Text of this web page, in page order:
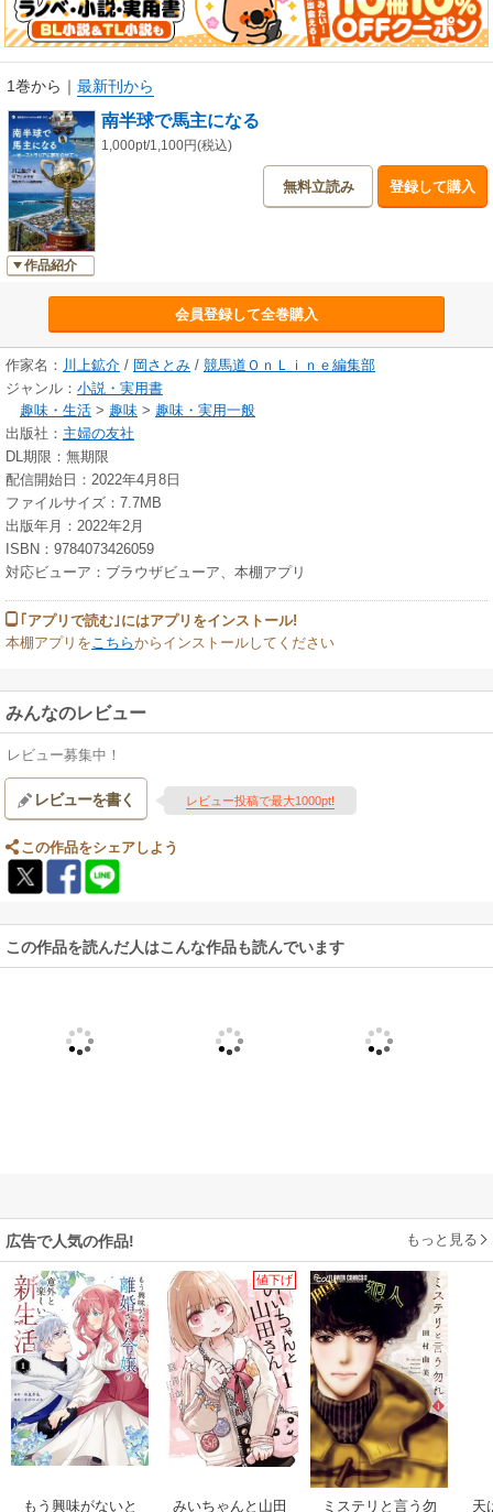
る方法を解説。
る方法を解説する「初心者」向けの指南書。
日本との時差もわずか１、２時間と少ないオーストラリア。
コロナ時代となり、オンラインでどこからでもレースを閲覧できる環境
に。
「距離」や「時間」を感じさせずに楽しめる、また、比較的安価な馬でも
高額賞金レース出走や賞金獲得の可能性を秘めた国でもある。日本での一
口馬主では味わえない経験や体験ができる、異国の馬主という新しい競馬
の愉しみ方を提案する。
川上 鉱介（カワカミコウスケ）：競走馬シンジケート会社「ライジングサ
2001年に渡豪、障害騎手として活躍。2013年に豪州の通訳/翻訳の国家資格
を取得し、騎手を続けながら通訳/コーディネーターとして日本馬の海外遠
征や日本人騎手の現地サポートを行う。2020年に騎手を引退し、豪州競馬
を気軽に楽しんでもらうための共有馬主クラブ「ライジングサン・シンジ
ケート」を設立。
日豪の競馬界の架け橋となるため幅広く活動中。
岡 さとみ（オカサトミ）：オーストラリアと日本において20年以上サラブ
レッド業界に従事。オーストラリア貿易投資促進庁にて、日豪二国間の馬
の取引を経験。渡豪後、友駿ホースクラブの豪代表を務めながら、南半球
を代表するせり会社イングリス社の日本担当として市場開拓に努める。日
本軽種馬協会や、日高軽種馬農業協同組合、イングリス社、豪競馬主催団
体の業務を遂行しながら、ブラッドストックエージェントとして日本、オ
ーストラリアだけではなく、世界各国での馬の売買に携わる。
競馬道OnLine編集部（ケイバドウオンラインヘンシュウブ）：競馬道
OnLine は1997年に開設。競馬専門紙の老舗「競馬ブック」と提携する日本
最大級のインターネット競馬情報サイト。競馬ブック提供のデータをもと
にした競馬予想支援ソフト『競馬道』シリーズをはじめデータ分析やさま
ざまな指数を提供。編集部が編集した書籍に「パーフェクト種牡馬辞典」
「パーフェクト調教事典」など(自由国民社刊)。
1巻から ｜ 最新刊から
作品紹介
南半球で馬主になる
1,000pt/1,100円(税込)
無料立読み 登録して購入
会員登録して全巻購入
作家名： 川上鉱介 / 岡さとみ / 競馬道ＯｎＬｉｎｅ編集部
ジャンル： 小説・実用書
趣味・生活 > 趣味 > 趣味・実用一般
出版社： 主婦の友社
DL期限：無期限
配信開始日：2022年4月8日
ファイルサイズ：7.7MB
出版年月：2022年2月
ISBN：9784073426059
対応ビューア：ブラウザビューア、本棚アプリ
｢アプリで読む｣にはアプリをインストール!
本棚アプリを こちらからインストールしてください
みんなのレビュー
レビュー募集中！
レビューを書く レビュー投稿で最大1000pt!
この作品をシェアしよう
この作品を読んだ人はこんな作品も読んでいます
広告で人気の作品! もっと見る
もう興味がないと
値下げ
みいちゃんと山田 ミステリと言う勿 天